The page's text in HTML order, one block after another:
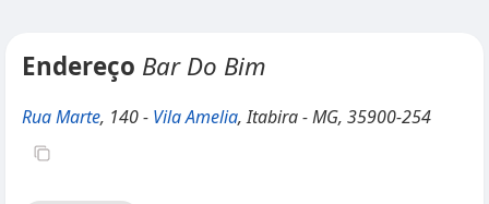
Endereço Bar Do Bim
Rua Marte, 140 - Vila Amelia, Itabira - MG, 35900-254